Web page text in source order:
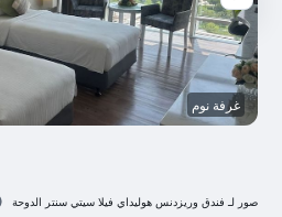
غرفة نوم
صور لـ فندق وريزدنس هوليداي فيلا سيتي سنتر الدوحة